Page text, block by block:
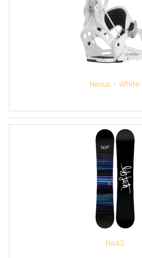
Nexus - White
No43